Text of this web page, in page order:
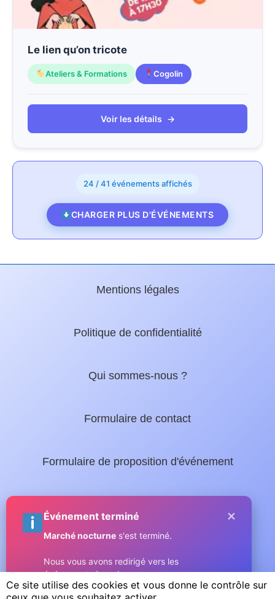
Ce site utilise des cookies et vous donne le contrôle sur
Le lien qu’on tricote
Ateliers & Formations Cogolin
Voir les détails →
24 / 41 événements affichés
CHARGER PLUS D'ÉVÉNEMENTS
Mentions légales
Politique de confidentialité
Qui sommes-nous ?
Formulaire de contact
Formulaire de proposition d'événement
Guide complet de Sainte-Maxime
Micromax.tv - La web TV du Golfe
Événement terminé
Marché nocturne s'est terminé.
Nous vous avons redirigé vers les
événements à venir.
Compris
×